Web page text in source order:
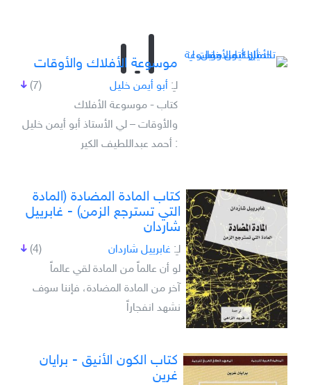
موسوعة الأفلاك والأوقات
(7) لـِ: أبو أيمن خليل
كتاب - موسوعة الأفلاك
والأوقات – لي الأستاذ أبو أيمن خليل
: أحمد عبداللطيف الكير
كتاب المادة المضادة (المادة
التي تسترجع الزمن) - غابرييل
شاردان
(4) لـِ: غابرييل شاردان
لو أن عالماً من المادة لقي عالماً
آخر من المادة المضادة، فإننا سوف
نشهد انفجاراً
كتاب الكون الأنيق - برايان
غرين